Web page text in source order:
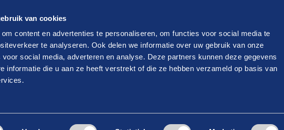
van cookies
content en advertenties te personaliseren, om functies voor social media te
te analyseren. Ook delen we informatie over uw gebruik van onze
social media, adverteren en analyse. Deze partners kunnen deze gegevens
informatie die u aan ze heeft verstrekt of die ze hebben verzameld op basis van
Thema’s
Nieuws
Verhalen